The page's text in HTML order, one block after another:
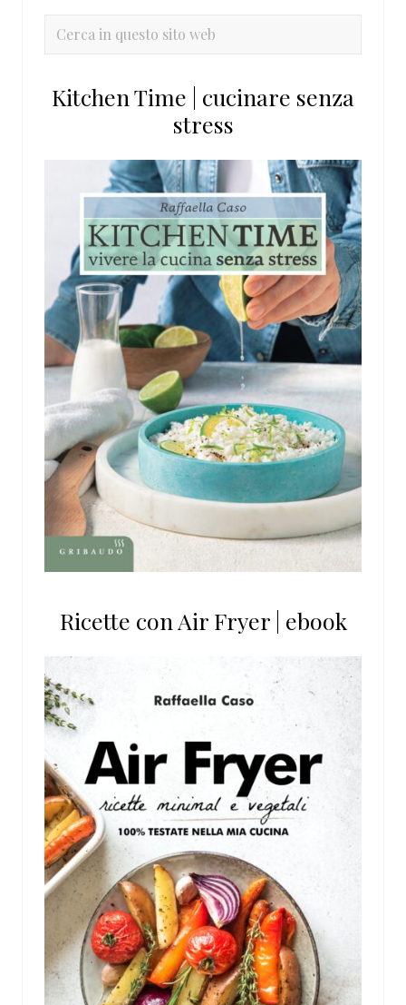
primaria
Cerca
sito
Kitchen Time | cucinare senza
stress
Ricette con Air Fryer | ebook